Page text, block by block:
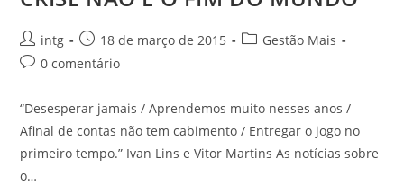
intg 18 de março de 2015
Gestão Mais
0 comentário
“Desesperar jamais / Aprendemos muito nesses anos /
Afinal de contas não tem cabimento / Entregar o jogo no
primeiro tempo.” Ivan Lins e Vitor Martins As notícias sobre
o…